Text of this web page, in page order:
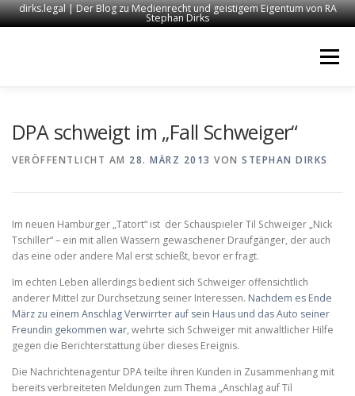
dirks.legal | Der Blog zu Medienrecht und geistigem Eigentum von RA
Stephan Dirks
Menü
DPA schweigt im „Fall Schweiger“
VERÖFFENTLICHT AM 28. MÄRZ 2013 VON STEPHAN DIRKS
Im neuen Hamburger „Tatort“ ist der Schauspieler Til Schweiger „Nick
Tschiller“ – ein mit allen Wassern gewaschener Draufgänger, der auch
das eine oder andere Mal erst schießt, bevor er fragt.
Im echten Leben allerdings bedient sich Schweiger offensichtlich
anderer Mittel zur Durchsetzung seiner Interessen. Nachdem es Ende
März zu einem Anschlag Verwirrter auf sein Haus und das Auto seiner
Freundin gekommen war, wehrte sich Schweiger mit anwaltlicher Hilfe
gegen die Berichterstattung über dieses Ereignis.
Die Nachrichtenagentur DPA teilte ihren Kunden in Zusammenhang mit
bereits verbreiteten Meldungen zum Thema „Anschlag auf Til